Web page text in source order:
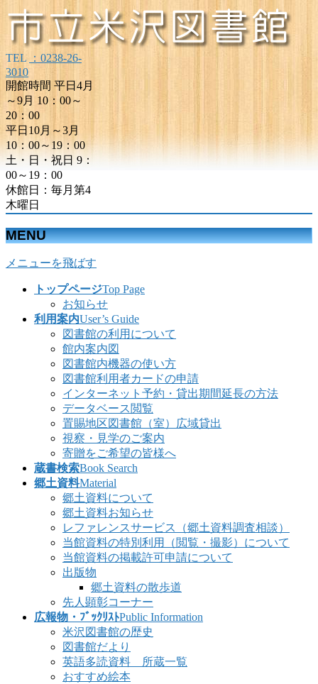
TEL
：0238-26-
3010
開館時間 平日4月
～9月 10：00～
20：00
平日10月～3月
10：00～19：00
土・日・祝日 9：
00～19：00
休館日：毎月第4
木曜日
MENU
メニューを飛ばす
トップページTop Page
お知らせ
利用案内User’s Guide
図書館の利用について
館内案内図
図書館内機器の使い方
図書館利用者カードの申請
インターネット予約・貸出期間延長の方法
データベース閲覧
置賜地区図書館（室）広域貸出
視察・見学のご案内
寄贈をご希望の皆様へ
蔵書検索Book Search
郷土資料Material
郷土資料について
郷土資料お知らせ
レファレンスサービス（郷土資料調査相談）
当館資料の特別利用（閲覧・撮影）について
当館資料の掲載許可申請について
出版物
郷土資料の散歩道
先人顕彰コーナー
広報物・ﾌﾞｯｸﾘｽﾄPublic Information
米沢図書館の歴史
図書館だより
英語多読資料 所蔵一覧
おすすめ絵本